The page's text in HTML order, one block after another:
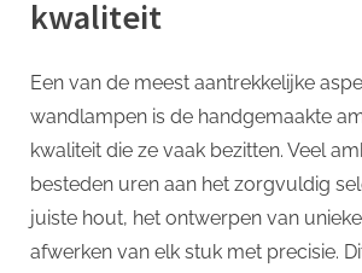
kwaliteit
Een van de meest aantrekkelijke
wandlampen is de handgemaakte
kwaliteit die ze vaak bezitten. Veel
besteden uren aan het zorgvuldig
juiste hout, het ontwerpen van
afwerken van elk stuk met precisie.